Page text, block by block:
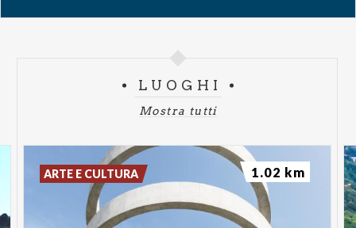
LUOGHI
Mostra tutti
ARTE E CULTURA 1.02 km